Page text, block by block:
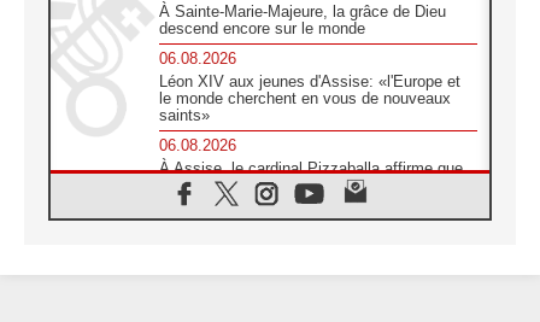
À Sainte-Marie-Majeure, la grâce de Dieu
descend encore sur le monde
06.08.2026
Léon XIV aux jeunes d'Assise: «l'Europe et
le monde cherchent en vous de nouveaux
saints»
06.08.2026
À Assise, le cardinal Pizzaballa affirme que
«les chrétiens veulent la paix»
06.08.2026